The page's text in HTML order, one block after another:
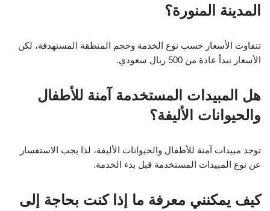
المدينة المنورة؟
تتفاوت الأسعار حسب نوع الخدمة وحجم المنطقة المستهدفة، لكن
الأسعار تبدأ عادة من 500 ريال سعودي.
هل المبيدات المستخدمة آمنة للأطفال
والحيوانات الأليفة؟
توجد مبيدات آمنة للأطفال والحيوانات الأليفة، لذا يجب الاستفسار
عن نوع المبيدات المستخدمة قبل بدء الخدمة.
كيف يمكنني معرفة ما إذا كنت بحاجة إلى